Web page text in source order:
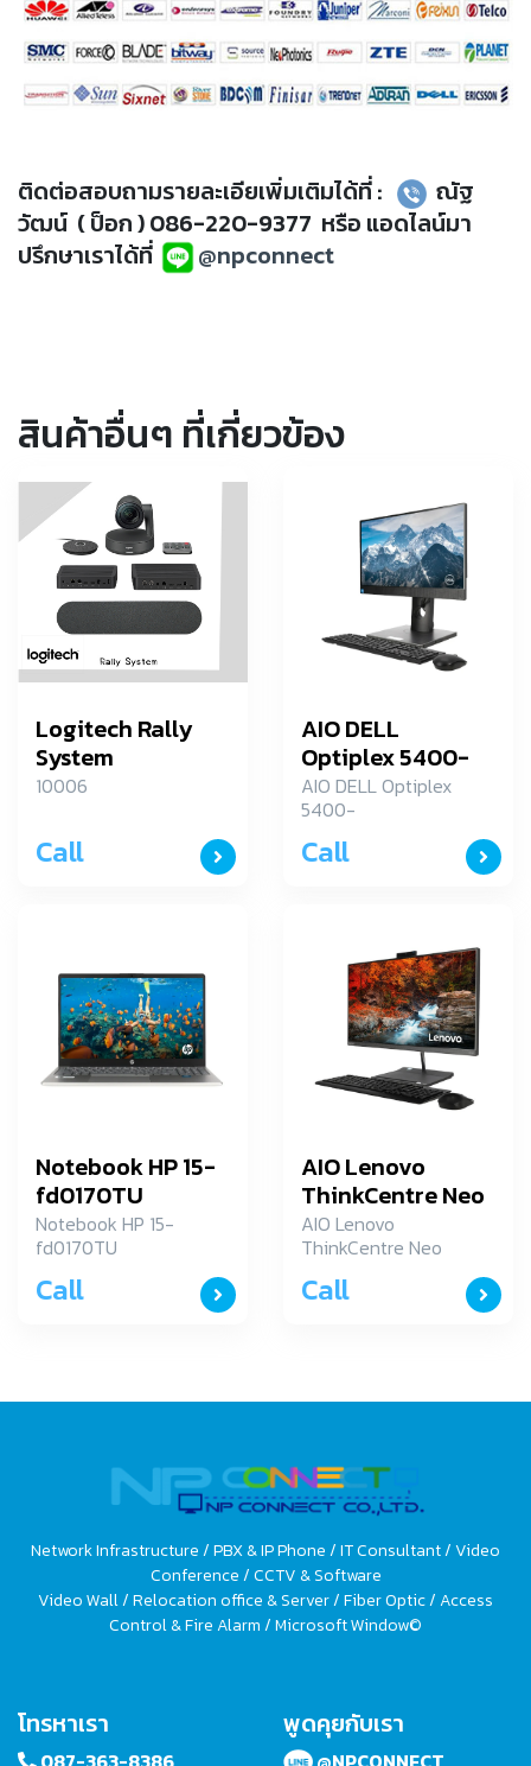
ติดต่อสอบถามรายละเอียเพิ่มเติมได้ที่ :
ณัฐ
วัฒน์ ( ป็อก ) 086-220-9377 หรือ แอดไลน์มา
ปรึกษาเราได้ที่
@npconnect
สินค้าอื่นๆ ที่เกี่ยวข้อง
Logitech Rally
System
10006
Call
AIO DELL
Optiplex 5400-
SNS54AIOLS02
AIO DELL Optiplex
5400-
Call
Notebook HP 15-
fd0170TU
Notebook HP 15-
fd0170TU
Call
AIO Lenovo
ThinkCentre Neo
30a 24
(12B000BDTA)
AIO Lenovo
ThinkCentre Neo
(12B000BDTA)
Call
Network Infrastructure / PBX & IP Phone / IT Consultant / Video
Conference / CCTV & Software
Video Wall / Relocation office & Server / Fiber Optic / Access
Control & Fire Alarm / Microsoft Window©
โทรหาเรา พูดคุยกับเรา